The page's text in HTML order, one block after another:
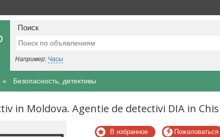
Поиск
Например: Часы
Безопасность, детективы
in Moldova. Agentie de detectivi DIA in
В избранное Пожаловаться